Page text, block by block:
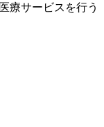
療サービスを行う